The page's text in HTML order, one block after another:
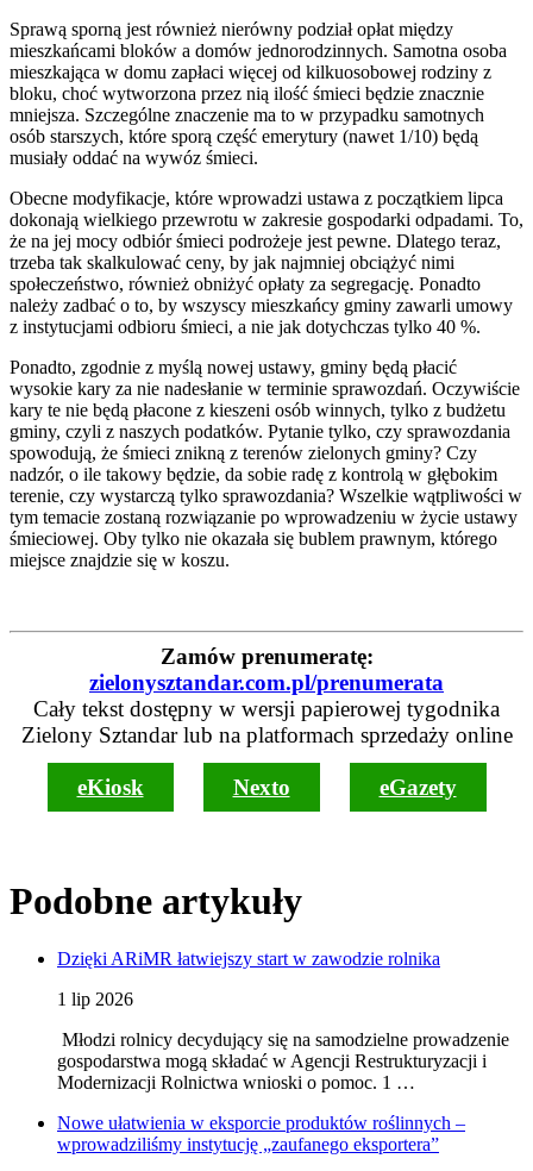
Sprawą sporną jest również nierówny podział opłat między
mieszkańcami bloków a domów jednorodzinnych. Samotna osoba
mieszkająca w domu zapłaci więcej od kilkuosobowej rodziny z
bloku, choć wytworzona przez nią ilość śmieci będzie znacznie
mniejsza. Szczególne znaczenie ma to w przypadku samotnych
osób starszych, które sporą część emerytury (nawet 1/10) będą
musiały oddać na wywóz śmieci.
Obecne modyfikacje, które wprowadzi ustawa z początkiem lipca
dokonają wielkiego przewrotu w zakresie gospodarki odpadami. To,
że na jej mocy odbiór śmieci podrożeje jest pewne. Dlatego teraz,
trzeba tak skalkulować ceny, by jak najmniej obciążyć nimi
społeczeństwo, również obniżyć opłaty za segregację. Ponadto
należy zadbać o to, by wszyscy mieszkańcy gminy zawarli umowy
z instytucjami odbioru śmieci, a nie jak dotychczas tylko 40 %.
Ponadto, zgodnie z myślą nowej ustawy, gminy będą płacić
wysokie kary za nie nadesłanie w terminie sprawozdań. Oczywiście
kary te nie będą płacone z kieszeni osób winnych, tylko z budżetu
gminy, czyli z naszych podatków. Pytanie tylko, czy sprawozdania
spowodują, że śmieci znikną z terenów zielonych gminy? Czy
nadzór, o ile takowy będzie, da sobie radę z kontrolą w głębokim
terenie, czy wystarczą tylko sprawozdania? Wszelkie wątpliwości w
tym temacie zostaną rozwiązanie po wprowadzeniu w życie ustawy
śmieciowej. Oby tylko nie okazała się bublem prawnym, którego
miejsce znajdzie się w koszu.
Zamów prenumeratę:
zielonysztandar.com.pl/prenumerata
Cały tekst dostępny w wersji papierowej tygodnika
Zielony Sztandar lub na platformach sprzedaży online
eKiosk Nexto eGazety
Podobne artykuły
Dzięki ARiMR łatwiejszy start w zawodzie rolnika
1 lip 2026
Młodzi rolnicy decydujący się na samodzielne prowadzenie
gospodarstwa mogą składać w Agencji Restrukturyzacji i
Modernizacji Rolnictwa wnioski o pomoc. 1 …
Nowe ułatwienia w eksporcie produktów roślinnych –
wprowadziliśmy instytucję „zaufanego eksportera”